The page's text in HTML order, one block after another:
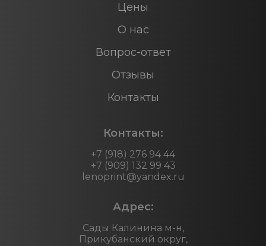
Контакты:
+7 (918) 276 94 44
+7 (909) 132 99 43
lenoprint@yandex.ru
Адрес:
Сады Калинина м-н,
Прикубанский округ,
Цены
О нас
Вопрос-ответ
Отзывы
Контакты